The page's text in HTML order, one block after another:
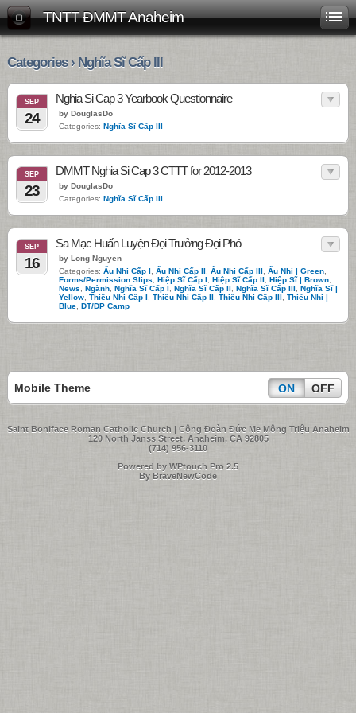
TNTT ĐMMT Anaheim
Categories › Nghĩa Sĩ Cấp III
SEP
24
Nghia Si Cap 3 Yearbook Questionnaire
by DouglasDo
Categories: Nghĩa Sĩ Cấp III
SEP
23
DMMT Nghia Si Cap 3 CTTT for 2012-2013
by DouglasDo
Categories: Nghĩa Sĩ Cấp III
SEP
16
Sa Mạc Huấn Luyện Đọi Trưởng Đọi Phó
by Long Nguyen
Categories: Ấu Nhi Cấp I Ấu Nhi Cấp II Ấu Nhi Cấp III Ấu Nhi | Green
Forms/Permission Slips
Hiệp Sĩ Cấp I Hiệp Sĩ Cấp II Hiệp Sĩ | Brown
News
Ngành Nghĩa Sĩ Cấp I Nghĩa Sĩ Cấp II Nghĩa Sĩ Cấp III Nghĩa Sĩ |
Yellow Thiếu Nhi Cấp I Thiếu Nhi Cấp II Thiếu Nhi Cấp III Thiếu Nhi |
Blue ĐT/ĐP Camp
Mobile Theme ON OFF
Saint Boniface Roman Catholic Church | Cộng Đoàn Đức Me Mông Triệu Anaheim
120 North Janss Street, Anaheim, CA 92805
(714) 956-3110
Powered by WPtouch Pro 2.5
By BraveNewCode